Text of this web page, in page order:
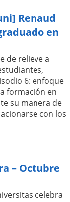
Renaud
en
de relieve a
6: enfoque
formación en
su manera de
con los
– Octubre
celebra